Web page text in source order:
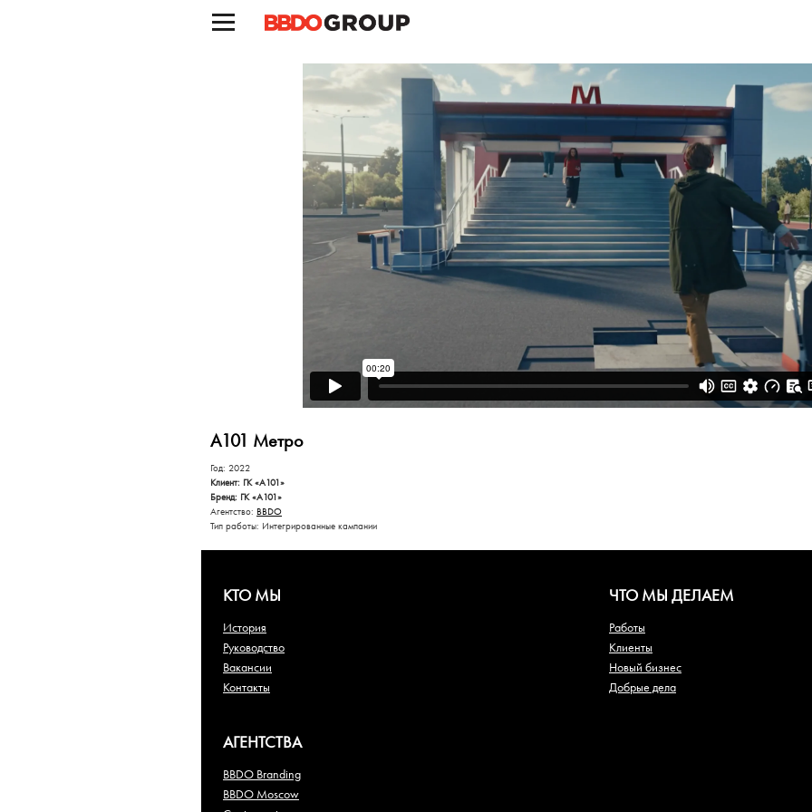
А101 Метро
Год: 2022
Клиент: ГК «А101»
Бренд: ГК «А101»
Агентство: BBDO
Тип работы: Интегрированные кампании
КТО МЫ
История
Руководство
Вакансии
Контакты
ЧТО МЫ ДЕЛАЕМ
Работы
Клиенты
Новый бизнес
Добрые дела
АГЕНТСТВА
BBDO Branding
BBDO Moscow